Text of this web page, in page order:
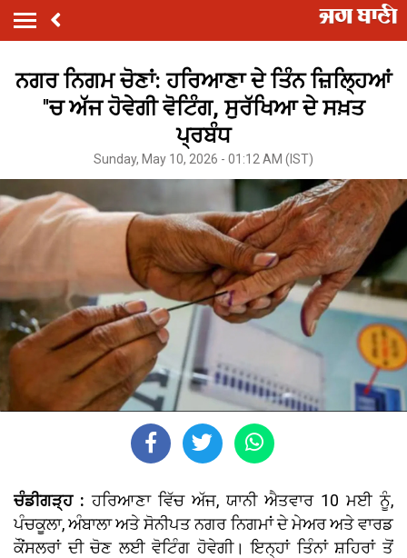
ਨਗਰ ਨਿਗਮ ਚੋਣਾਂ: ਹਰਿਆਣਾ ਦੇ ਤਿੰਨ ਜ਼ਿਲ੍ਹਿਆਂ
''ਚ ਅੱਜ ਹੋਵੇਗੀ ਵੋਟਿੰਗ, ਸੁਰੱਖਿਆ ਦੇ ਸਖ਼ਤ
ਪ੍ਰਬੰਧ
Sunday, May 10, 2026 - 01:12 AM (IST)
ਚੰਡੀਗੜ੍ਹ :ਹਰਿਆਣਾ ਵਿੱਚ ਅੱਜ, ਯਾਨੀ ਐਤਵਾਰ 10 ਮਈ ਨੂੰ,
ਪੰਚਕੂਲਾ, ਅੰਬਾਲਾ ਅਤੇ ਸੋਨੀਪਤ ਨਗਰ ਨਿਗਮਾਂ ਦੇ ਮੇਅਰ ਅਤੇ ਵਾਰਡ
ਕੌਂਸਲਰਾਂ ਦੀ ਚੋਣ ਲਈ ਵੋਟਿੰਗ ਹੋਵੇਗੀ। ਇਨ੍ਹਾਂ ਤਿੰਨਾਂ ਸ਼ਹਿਰਾਂ ਤੋਂ